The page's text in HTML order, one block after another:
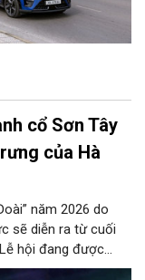
cổ Sơn Tây
của Hà
năm 2026 do
sẽ diễn ra từ cuối
hội đang được
ban, ngành, đơn